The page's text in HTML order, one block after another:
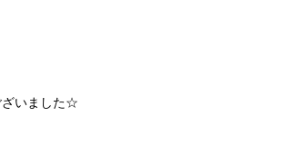
ざいました☆